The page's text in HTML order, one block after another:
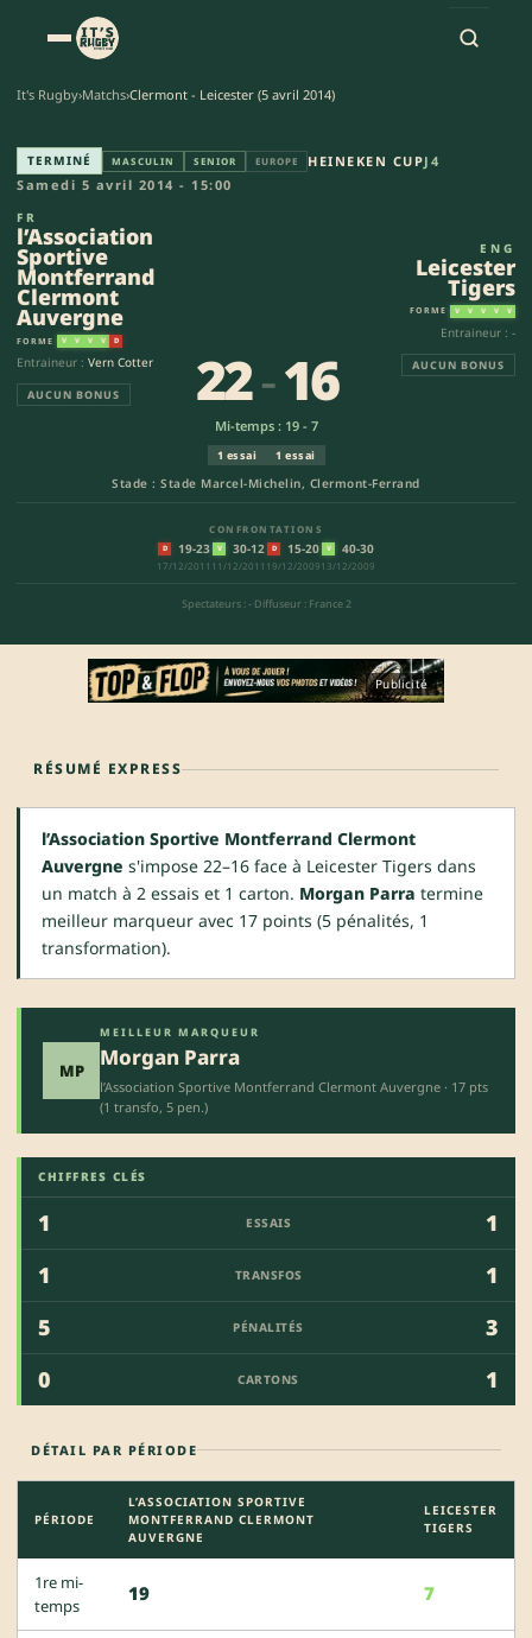
It's Rugby›Matchs›Clermont - Leicester (5 avril 2014)
l’Association Sportive
TERMINÉ MASCULIN SENIOR EUROPE HEINEKEN CUPJ4
Samedi 5 avril 2014 - 15:00
FR
l’Association
Sportive
Montferrand
Clermont
Auvergne
FORME V V V V D
Entraineur : Vern Cotter
AUCUN BONUS
Stade : Stade Marcel-Michelin, Clermont-Ferrand
22-16
Mi-temps : 19 - 7
1 essai 1 essai
CONFRONTATIONS
D 19-23
17/12/2011
V 30-12
11/12/2011
D 15-20
19/12/2009
V 40-30
13/12/2009
Spectateurs : -· Diffuseur : France 2
ENG
Leicester
Tigers
FORME V V V V V
Entraineur : -
AUCUN BONUS
Publicité
RÉSUMÉ EXPRESS
l’Association Sportive Montferrand Clermont
Auvergne s'impose 22–16 face à Leicester Tigers dans
un match à 2 essais et 1 carton. Morgan Parra termine
meilleur marqueur avec 17 points (5 pénalités, 1
transformation).
MP
MEILLEUR MARQUEUR
Morgan Parra
l’Association Sportive Montferrand Clermont Auvergne · 17 pts
(1 transfo, 5 pen.)
CHIFFRES CLÉS
1 ESSAIS
1
1
TRANSFOS
1
5
PÉNALITÉS
3
0
CARTONS 1
DÉTAIL PAR PÉRIODE
PÉRIODE
L’ASSOCIATION SPORTIVE
MONTFERRAND CLERMONT
AUVERGNE
LEICESTER
TIGERS
1re mi-
temps
19 7